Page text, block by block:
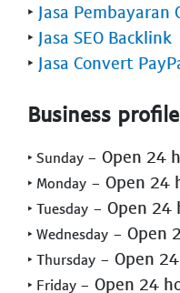
‣ Jasa Pembayaran
‣ Jasa SEO Backlink
‣ Jasa Convert
Business profile
‣ Sunday - Open 24
‣ Monday - Open 24
‣ Tuesday - Open 24
‣ Wednesday - Open
‣ Thursday - Open
‣ Friday - Open 24